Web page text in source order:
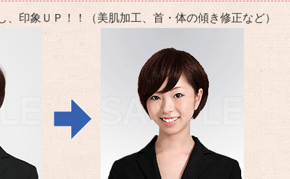
印象ＵＰ！！（美肌加工、首・体の傾き修正など）